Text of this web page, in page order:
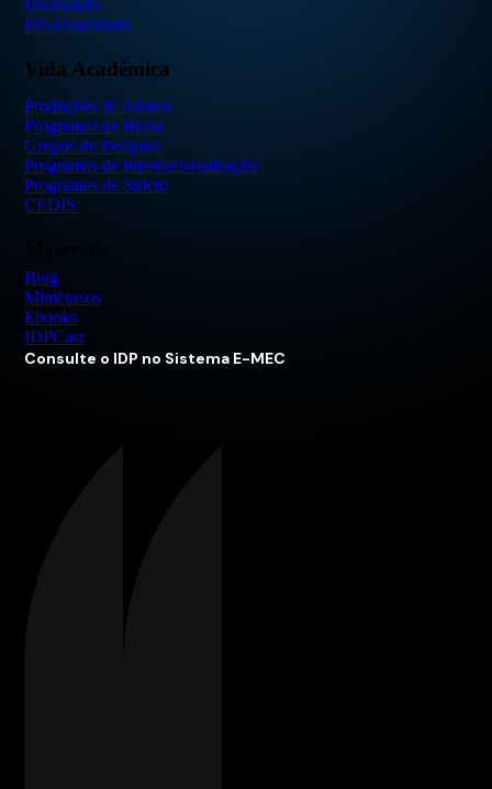
Doutorado
Pós-Doutorado
Vida Acadêmica
Produções de Alunos
Programas de Bolsa
Grupos de Pesquisa
Programas de Internacionalização
Programas de Stricto
CEDIS
Blog
Minicursos
Ebooks
IDPCast
Consulte o IDP no Sistema E-MEC